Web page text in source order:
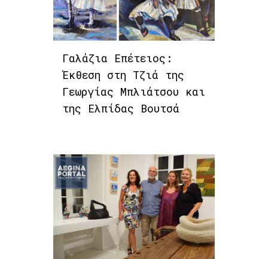
Γαλάζια Επέτειος:
Έκθεση στη Τζιά της
Γεωργίας Μπλιάτσου και
της Ελπίδας Βουτσά